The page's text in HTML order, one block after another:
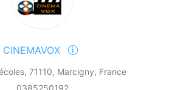
CINEMAVOX
71110, Marcigny, France